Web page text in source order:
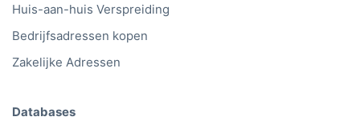
Huis-aan-huis Verspreiding
Bedrijfsadressen kopen
Zakelijke Adressen
Databases